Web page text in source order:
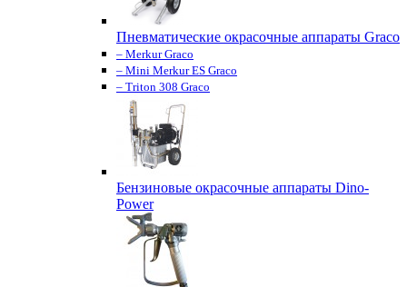
Пневматические окрасочные аппараты Graco
– Merkur Graco
– Mini Merkur ES Graco
– Triton 308 Graco
Бензиновые окрасочные аппараты Dino-
Power